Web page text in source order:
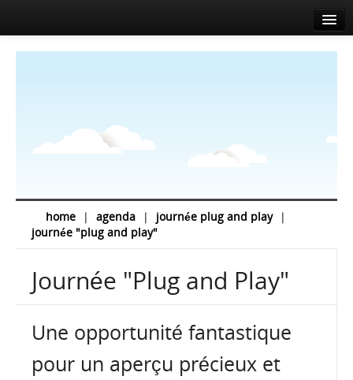
Actualités
Sponsors
Salle de presse
Contact
home | agenda | journée plug and play
|
journée "plug and play"
Journée "Plug and Play"
Une opportunité fantastique
pour un aperçu précieux et